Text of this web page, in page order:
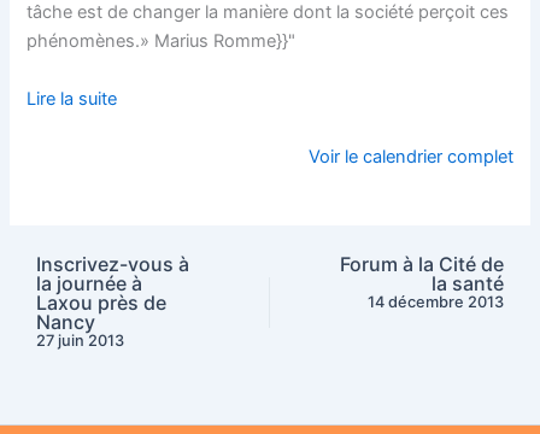
tâche est de changer la manière dont la société perçoit ces
phénomènes.» Marius Romme}}"
Lire la suite
Voir le calendrier complet
Inscrivez-vous à
la journée à
Laxou près de
Nancy
27 juin 2013
Forum à la Cité de
la santé
14 décembre 2013